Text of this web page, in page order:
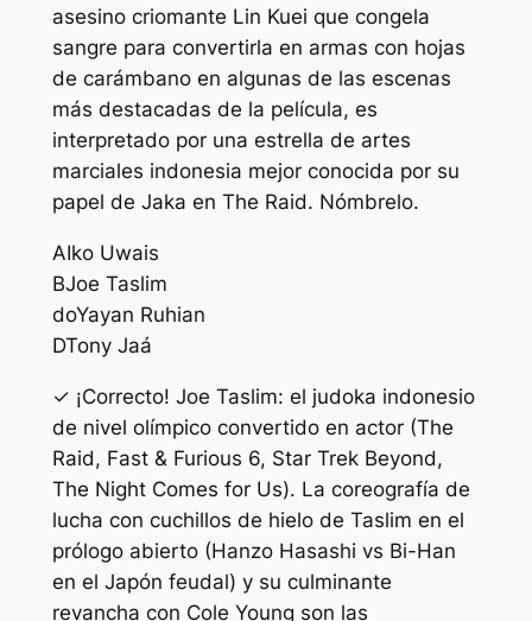
asesino criomante Lin Kuei que congela
sangre para convertirla en armas con hojas
de carámbano en algunas de las escenas
más destacadas de la película, es
interpretado por una estrella de artes
marciales indonesia mejor conocida por su
papel de Jaka en The Raid. Nómbrelo.
AIko Uwais
BJoe Taslim
doYayan Ruhian
DTony Jaá
✓ ¡Correcto! Joe Taslim: el judoka indonesio
de nivel olímpico convertido en actor (The
Raid, Fast & Furious 6, Star Trek Beyond,
The Night Comes for Us). La coreografía de
lucha con cuchillos de hielo de Taslim en el
prólogo abierto (Hanzo Hasashi vs Bi-Han
en el Japón feudal) y su culminante
revancha con Cole Young son las